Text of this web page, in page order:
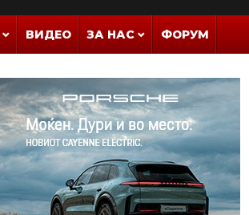
ВИДЕО ЗА НАС ФОРУМ